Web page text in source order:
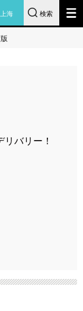
上海 検索
リバリー！